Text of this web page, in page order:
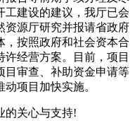
工建设的建议，我厅已会
资源厅研究并报请省政府
，按照政府和社会资本合
经营方案。目前，项目
目审查、补助资金申请等
项目加快实施。
的关心与支持!